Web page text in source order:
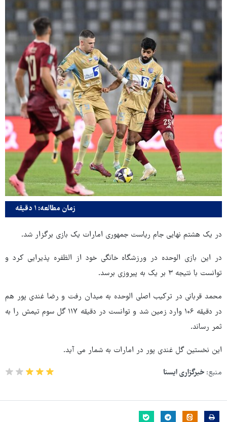
زمان مطالعه: ۱ دقیقه
در یک هشتم نهایی جام ریاست جمهوری امارات یک بازی برگزار شد.
در این بازی الوحده در ورزشگاه خانگی خود از الظفره پذیرایی کرد و
توانست با نتیجه ۳ بر یک به پیروزی برسد.
محمد قربانی در ترکیب اصلی الوحده به میدان رفت و رضا غندی پور هم
در دقیقه ۱۰۶ وارد زمین شد و توانست در دقیقه ۱۱۷ گل سوم تیمش را به
ثمر رساند.
این نخستین گل غندی پور در امارات به شمار می آید.
منبع: خبرگزاری ایسنا